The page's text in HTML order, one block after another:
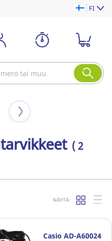
FI
( 2
NÄYTÄ:
Casio AD-A60024